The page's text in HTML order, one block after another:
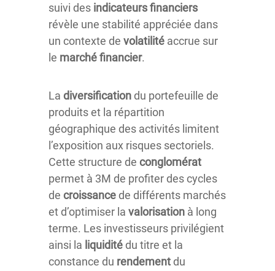
suivi des indicateurs financiers
révèle une stabilité appréciée dans
un contexte de volatilité accrue sur
le marché financier.
La diversification du portefeuille de
produits et la répartition
géographique des activités limitent
l’exposition aux risques sectoriels.
Cette structure de conglomérat
permet à 3M de profiter des cycles
de croissance de différents marchés
et d’optimiser la valorisation à long
terme. Les investisseurs privilégient
ainsi la liquidité du titre et la
constance du rendement du